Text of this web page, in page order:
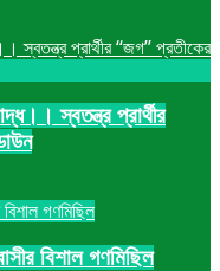
স্বতন্ত্র প্রার্থীর
বিশাল গণমিছিল